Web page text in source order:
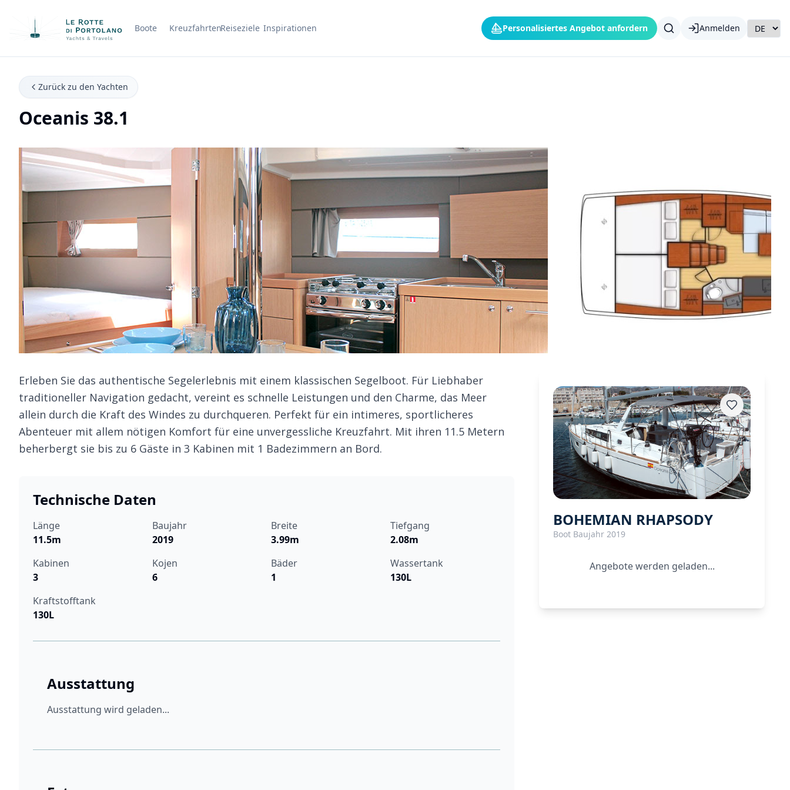
Firmenname Boote KreuzfahrtenReiseziele Inspirationen Personalisiertes Angebot anfordern Anmelden
Zurück zu den Yachten
Oceanis 38.1
Erleben Sie das authentische Segelerlebnis mit einem klassischen Segelboot. Für Liebhaber
traditioneller Navigation gedacht, vereint es schnelle Leistungen und den Charme, das Meer
allein durch die Kraft des Windes zu durchqueren. Perfekt für ein intimeres, sportlicheres
Abenteuer mit allem nötigen Komfort für eine unvergessliche Kreuzfahrt. Mit ihren 11.5 Metern
beherbergt sie bis zu 6 Gäste in 3 Kabinen mit 1 Badezimmern an Bord.
Technische Daten
Länge
11.5m
Baujahr
2019
Breite
3.99m
Tiefgang
2.08m
Kabinen
3
Kojen
6
Bäder
1
Wassertank
130L
Kraftstofftank
130L
Ausstattung
Ausstattung wird geladen...
BOHEMIAN RHAPSODY
Boot Baujahr 2019
Angebote werden geladen...